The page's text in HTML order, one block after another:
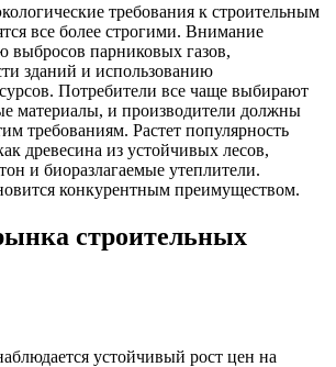
требования к строительным
все более строгими. Внимание
выбросов парниковых газов,
зданий и использованию
Потребители все чаще выбирают
материалы, и производители должны
требованиям. Растет популярность
древесина из устойчивых лесов,
и биоразлагаемые утеплители.
конкурентным преимуществом.
строительных
устойчивый рост цен на